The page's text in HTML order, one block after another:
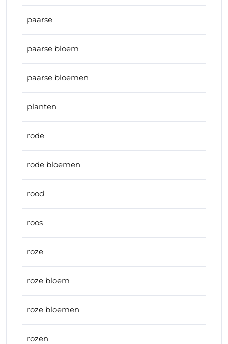
paarse
paarse bloem
paarse bloemen
planten
rode
rode bloemen
rood
roos
roze
roze bloem
roze bloemen
rozen